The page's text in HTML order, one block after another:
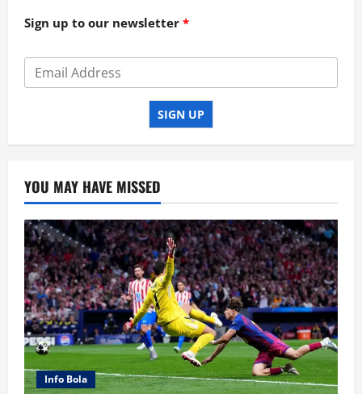
Sign up to our newsletter
SIGN UP
YOU MAY HAVE MISSED
Info Bola